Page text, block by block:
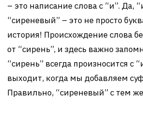
– это написание слова с “и”. Да,
“сиреневый” – это не просто
история! Происхождение слова
от “сирень”, и здесь важно
“сирень” всегда произносится с
выходит, когда мы добавляем
Правильно, “сиреневый” с тем